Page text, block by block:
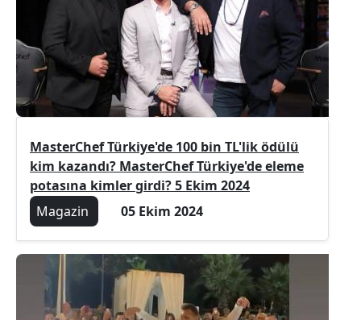
MasterChef Türkiye'de 100 bin TL'lik ödülü
kim kazandı? MasterChef Türkiye'de eleme
potasına kimler girdi? 5 Ekim 2024
Magazin
05 Ekim 2024